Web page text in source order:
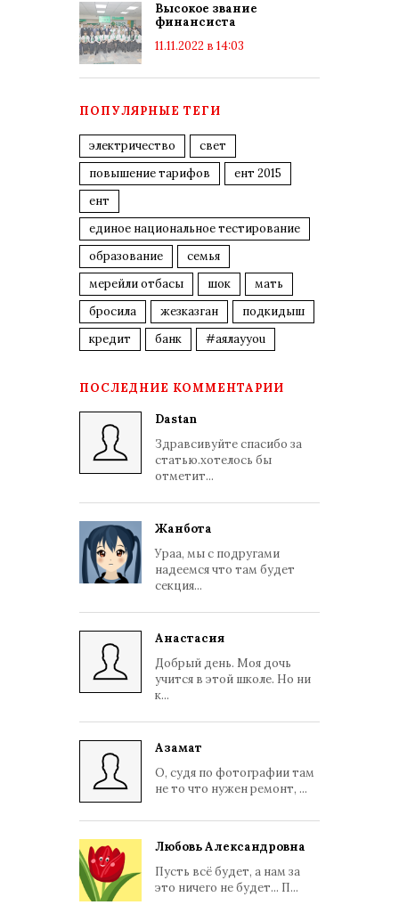
Высокое звание
финансиста
11.11.2022 в 14:03
ПОПУЛЯРНЫЕ ТЕГИ
электричество
свет
повышение тарифов
ент 2015
ент
единое национальное тестирование
образование
семья
мерейли отбасы
шок
мать
бросила
жезказган
подкидыш
кредит
банк #аялауyou
ПОСЛЕДНИЕ КОММЕНТАРИИ
Dastan
Здравсивуйте спасибо за
статью.хотелось бы
отметит...
Жанбота
Ураа, мы с подругами
надеемся что там будет
секция...
Анастасия
Добрый день. Моя дочь
учится в этой школе. Но ни
к...
Азамат
О, судя по фотографии там
не то что нужен ремонт, ...
Любовь Александровна
Пусть всё будет, а нам за
это ничего не будет... П...